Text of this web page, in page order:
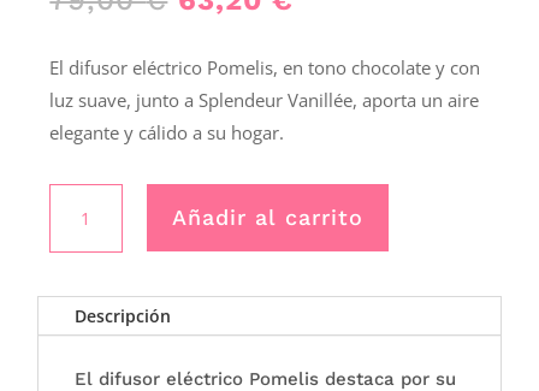
original
era:
79,00 €.
actual
es:
63,20 €.
El difusor eléctrico Pomelis, en tono chocolate y con
luz suave, junto a Splendeur Vanillée, aporta un aire
elegante y cálido a su hogar.
POMELIS
-
Berger
cantidad
Añadir al carrito
Descripción
El difusor eléctrico Pomelis destaca por su